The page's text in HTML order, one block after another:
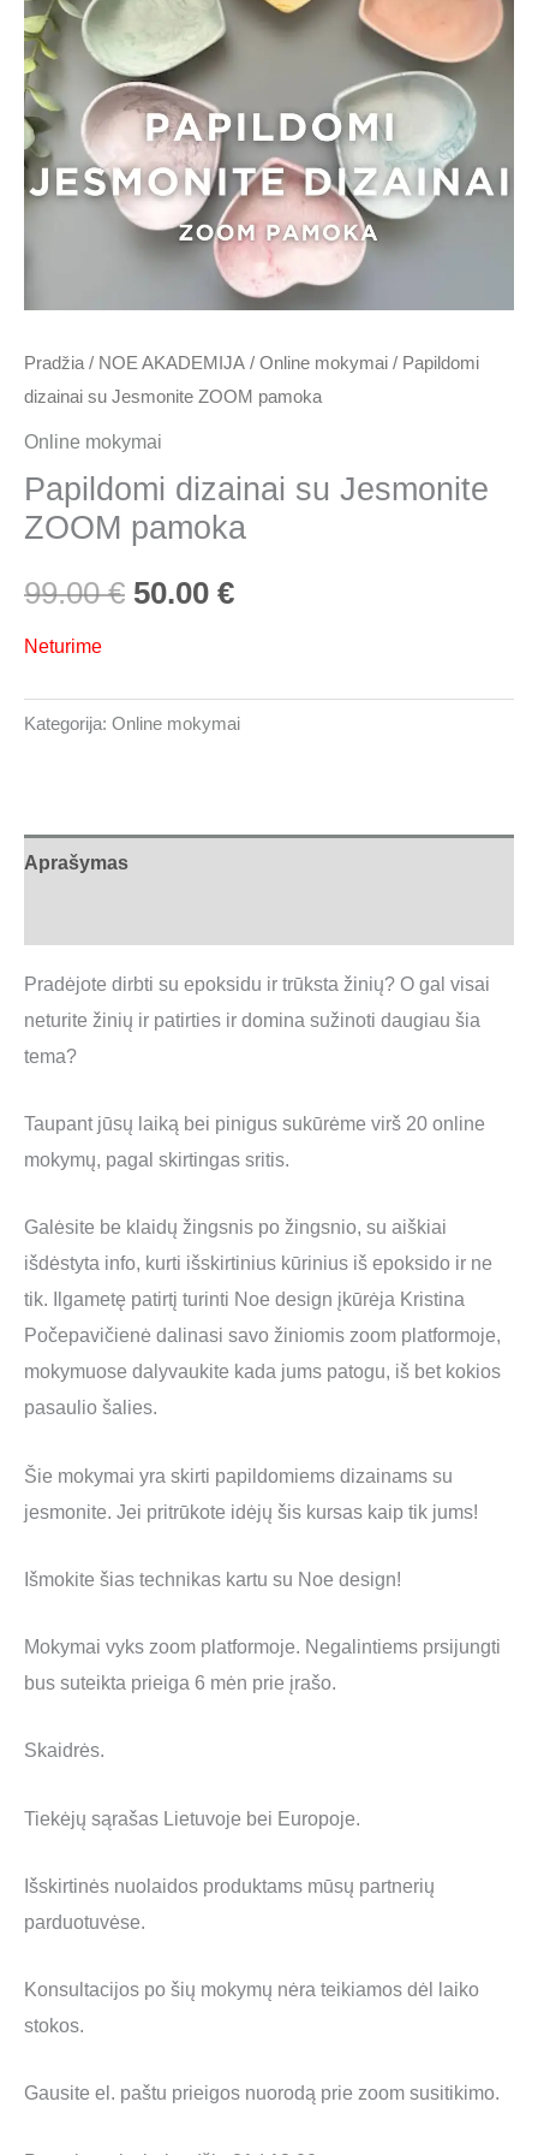
Pradžia / NOE AKADEMIJA / Online mokymai / Papildomi
dizainai su Jesmonite ZOOM pamoka
Online mokymai
Papildomi dizainai su Jesmonite
ZOOM pamoka
99.00€
99.00 €.
50.00 €
50.00 €.
Neturime
Kategorija: Online mokymai
Aprašymas
Pradėjote dirbti su epoksidu ir trūksta žinių? O gal visai
neturite žinių ir patirties ir domina sužinoti daugiau šia
tema?
Taupant jūsų laiką bei pinigus sukūrėme virš 20 online
mokymų, pagal skirtingas sritis.
Galėsite be klaidų žingsnis po žingsnio, su aiškiai
išdėstyta info, kurti išskirtinius kūrinius iš epoksido ir ne
tik. Ilgametę patirtį turinti Noe design įkūrėja Kristina
Počepavičienė dalinasi savo žiniomis zoom platformoje,
mokymuose dalyvaukite kada jums patogu, iš bet kokios
pasaulio šalies.
Šie mokymai yra skirti papildomiems dizainams su
jesmonite. Jei pritrūkote idėjų šis kursas kaip tik jums!
Išmokite šias technikas kartu su Noe design!
Mokymai vyks zoom platformoje. Negalintiems prsijungti
bus suteikta prieiga 6 mėn prie įrašo.
Skaidrės.
Tiekėjų sąrašas Lietuvoje bei Europoje.
Išskirtinės nuolaidos produktams mūsų partnerių
parduotuvėse.
Konsultacijos po šių mokymų nėra teikiamos dėl laiko
stokos.
Gausite el. paštu prieigos nuorodą prie zoom susitikimo.